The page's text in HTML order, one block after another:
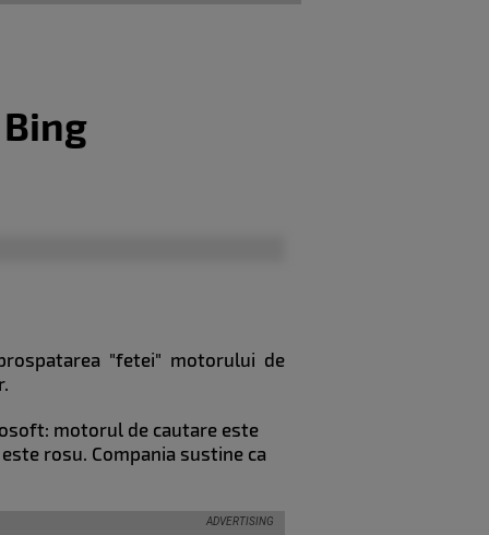
"fetei" motorului de
motorul de cautare este
rosu. Compania sustine ca